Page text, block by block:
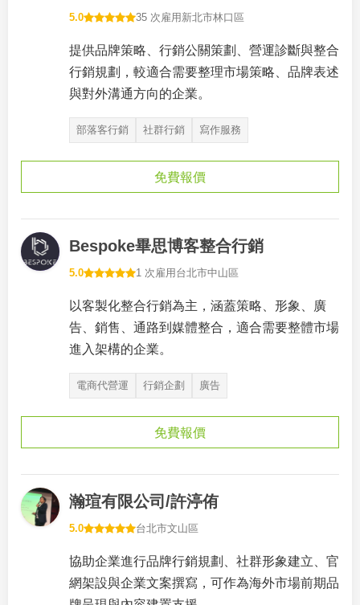
5.0 35 次雇用 新北市林口區
提供品牌策略、行銷公關策劃、營運診斷與整合
行銷規劃，較適合需要整理市場策略、品牌表述
與對外溝通方向的企業。
部落客行銷 社群行銷 寫作服務
免費報價
Bespoke畢思博客整合行銷
5.0 1 次雇用 台北市中山區
以客製化整合行銷為主，涵蓋策略、形象、廣
告、銷售、通路到媒體整合，適合需要整體市場
進入架構的企業。
電商代營運 行銷企劃 廣告
免費報價
瀚瑄有限公司/許渟侑
5.0 台北市文山區
協助企業進行品牌行銷規劃、社群形象建立、官
網架設與企業文案撰寫，可作為海外市場前期品